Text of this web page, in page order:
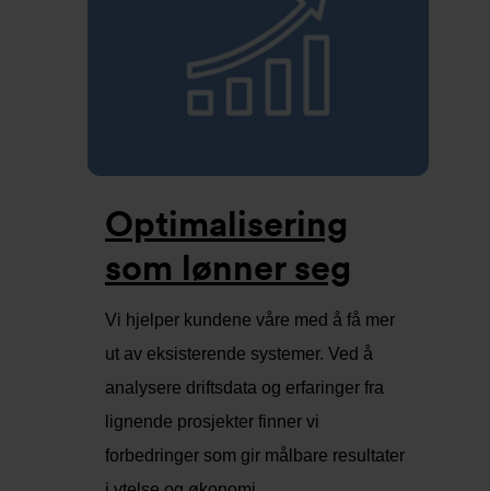
Optimalisering
som lønner seg
Vi hjelper kundene våre med å få mer
ut av eksisterende systemer. Ved å
analysere driftsdata og erfaringer fra
lignende prosjekter finner vi
forbedringer som gir målbare resultater